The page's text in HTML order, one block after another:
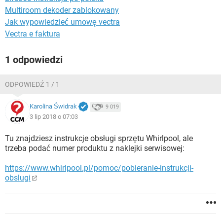
Multiroom dekoder zablokowany
Jak wypowiedzieć umowę vectra
Vectra e faktura
1 odpowiedzi
ODPOWIEDŹ 1 / 1
Karolina Świdrak 9 019
3 lip 2018 o 07:03
Tu znajdziesz instrukcje obsługi sprzętu Whirlpool, ale
trzeba podać numer produktu z naklejki serwisowej:
https://www.whirlpool.pl/pomoc/pobieranie-instrukcji-
obslugi